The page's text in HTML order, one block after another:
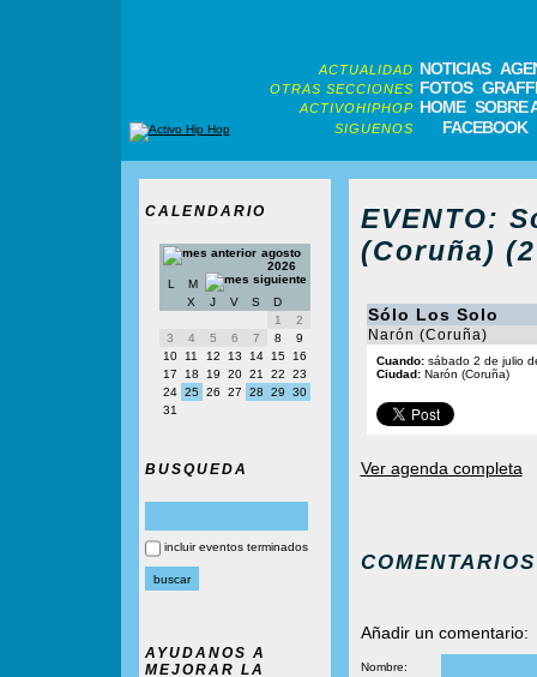
ACTUALIDAD NOTICIAS
OTRAS SECCIONES FOTOS
ACTIVOHIPHOP HOME SOBRE
SIGUENOS FACEBOOK
CALENDARIO
agosto
2026
L
M
X
J V S
D
1
2
3
4 5 6 7 8
9
10
11 12 13 14 15
16
17
18 19 20 21 22
23
24 25 26 27 28 29
30
31
BUSQUEDA
incluir eventos terminados
AYUDANOS A
MEJORAR LA
EVENTO:
(Coruña)
Sólo Los Solo
Narón (Coruña)
Cuando:sábado 2 de julio
Ciudad:Narón (Coruña)
Ver agenda completa
COMENTARIOS
Añadir un comentario:
Nombre: